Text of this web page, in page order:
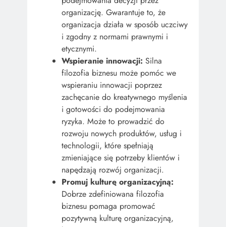
organizację. Gwarantuje to, że
organizacja działa w sposób uczciwy
i zgodny z normami prawnymi i
etycznymi.
Wspieranie innowacji: Silna
filozofia biznesu może pomóc we
wspieraniu innowacji poprzez
zachęcanie do kreatywnego myślenia
i gotowości do podejmowania
ryzyka. Może to prowadzić do
rozwoju nowych produktów, usług i
technologii, które spełniają
zmieniające się potrzeby klientów i
napędzają rozwój organizacji.
Promuj kulturę organizacyjną:
Dobrze zdefiniowana filozofia
biznesu pomaga promować
pozytywną kulturę organizacyjną,